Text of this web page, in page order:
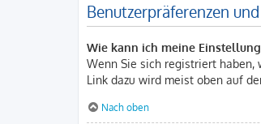
Benutzerpräferenzen
Wie kann ich meine
Wenn Sie sich registriert haben,
Link dazu wird meist oben auf
Nach oben